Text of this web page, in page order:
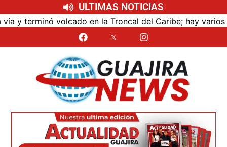
ULTIMAS NOTICIAS
volcado en la Troncal del Caribe; hay varios